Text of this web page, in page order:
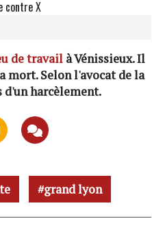
de travail à Vénissieux. Il
mort. Selon l'avocat de la
harcèlement.
grand lyon